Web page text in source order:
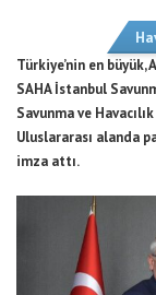
Türkiye’nin en büyük,
SAHA İstanbul
Savunma ve
Uluslararası alanda
imza attı.